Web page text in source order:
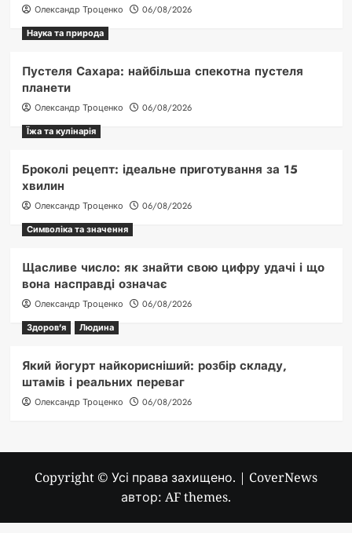
Олександр Троценко
06/08/2026
Наука та природа
Пустеля Сахара: найбільша спекотна пустеля
планети
Олександр Троценко
06/08/2026
Їжа та кулінарія
Броколі рецепт: ідеальне приготування за 15
хвилин
Олександр Троценко
06/08/2026
Символіка та значення
Щасливе число: як знайти свою цифру удачі і що
вона насправді означає
Олександр Троценко
06/08/2026
Здоров'я
Людина
Який йогурт найкорисніший: розбір складу,
штамів і реальних переваг
Олександр Троценко 06/08/2026
Copyright © Усі права захищено. | CoverNews
автор: AF themes.